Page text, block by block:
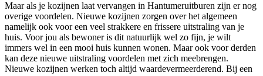
Maar als je kozijnen laat vervangen in Hantumeruitburen zijn er nog
overige voordelen. Nieuwe kozijnen zorgen over het algemeen
namelijk ook voor een veel strakkere en frissere uitstraling van je
huis. Voor jou als bewoner is dit natuurlijk wel zo fijn, je wilt
immers wel in een mooi huis kunnen wonen. Maar ook voor derden
kan deze nieuwe uitstraling voordelen met zich meebrengen.
Nieuwe kozijnen werken toch altijd waardevermeerderend. Bij een